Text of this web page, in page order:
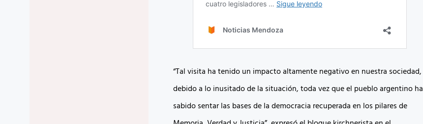
“Tal visita ha tenido un impacto altamente negativo en nuestra sociedad,
debido a lo inusitado de la situación, toda vez que el pueblo argentino ha
sabido sentar las bases de la democracia recuperada en los pilares de